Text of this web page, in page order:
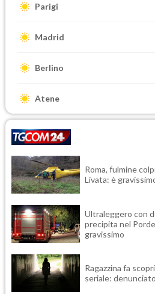
Parigi
Madrid
Berlino
Atene
Roma, fulmine
Livata: è
Ultraleggero con
precipita nel
gravissimo
Ragazzina fa
seriale: